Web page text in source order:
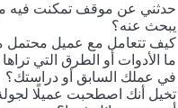
حدثني عن موقف تمكنت فيه
يبحث عنه؟
كيف تتعامل مع عميل محتمل
في عملك السابق أو دراستك؟
تخيل أنك اصطحبت عميلًا